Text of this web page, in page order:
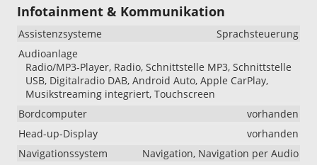
Infotainment & Kommunikation
Assistenzsysteme
Sprachsteuerung
Audioanlage
Radio/MP3-Player, Radio, Schnittstelle MP3, Schnittstelle
USB, Digitalradio DAB, Android Auto, Apple CarPlay,
Musikstreaming integriert, Touchscreen
Bordcomputer
vorhanden
Head-up-Display
vorhanden
Navigationssystem
Navigation, Navigation per Audio